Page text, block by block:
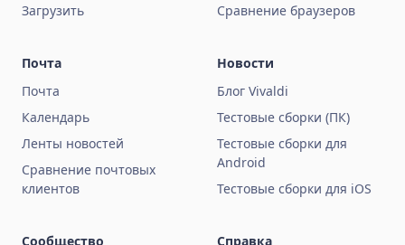
Загрузить
Сравнение браузеров
Почта
Почта
Календарь
Ленты новостей
Сравнение почтовых
клиентов
Новости
Блог Vivaldi
Тестовые сборки (ПК)
Тестовые сборки для
Android
Тестовые сборки для iOS
Сообщество
Справка